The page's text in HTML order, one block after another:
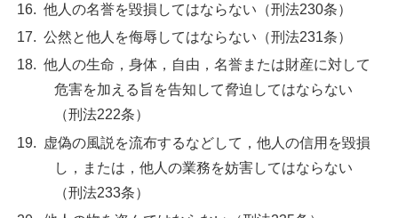
他人の名誉を毀損してはならない（刑法230条）
公然と他人を侮辱してはならない（刑法231条）
他人の生命，身体，自由，名誉または財産に対して
危害を加える旨を告知して脅迫してはならない
（刑法222条）
虚偽の風説を流布するなどして，他人の信用を毀損
し，または，他人の業務を妨害してはならない
（刑法233条）